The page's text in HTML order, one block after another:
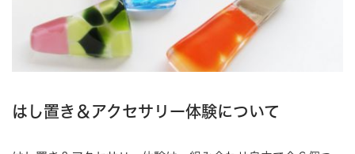
はし置き＆アクセサリー体験について